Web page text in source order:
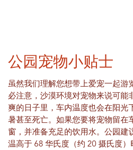
公园宠物小贴士
虽然我们理解您想带上爱宠一起游
必注意，沙漠环境对宠物来说可能
爽的日子里，车内温度也会在阳光
暑甚至死亡。如果您要将宠物留在
窗，并准备充足的饮用水。公园建
温高于 68 华氏度（约 20 摄氏度